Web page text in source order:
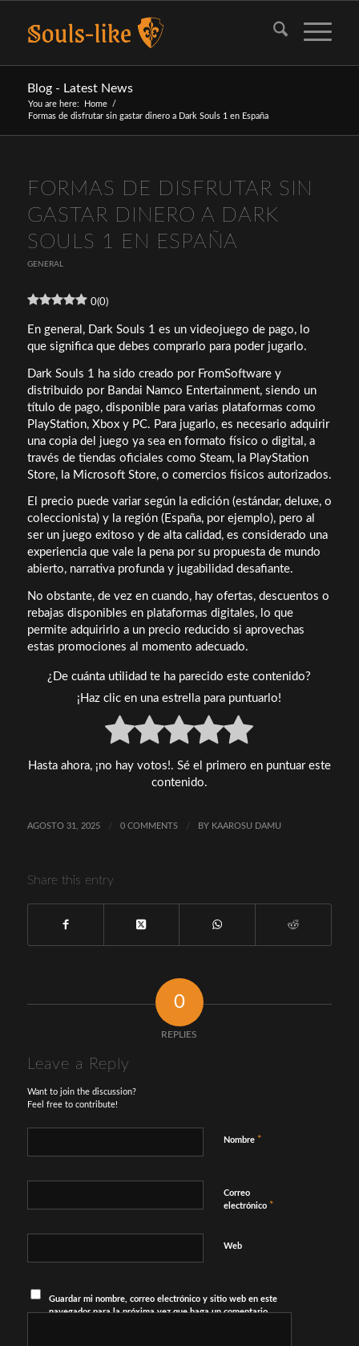
Blog - Latest News
You are here: Home
/
Formas de disfrutar sin gastar dinero a Dark Souls 1 en España
FORMAS DE DISFRUTAR SIN
GASTAR DINERO A DARK
SOULS 1 EN ESPAÑA
GENERAL
0(0)
En general, Dark Souls 1 es un videojuego de pago, lo
que significa que debes comprarlo para poder jugarlo.
Dark Souls 1 ha sido creado por FromSoftware y
distribuido por Bandai Namco Entertainment, siendo un
título de pago, disponible para varias plataformas como
PlayStation, Xbox y PC. Para jugarlo, es necesario adquirir
una copia del juego ya sea en formato físico o digital, a
través de tiendas oficiales como Steam, la PlayStation
Store, la Microsoft Store, o comercios físicos autorizados.
El precio puede variar según la edición (estándar, deluxe, o
coleccionista) y la región (España, por ejemplo), pero al
ser un juego exitoso y de alta calidad, es considerado una
experiencia que vale la pena por su propuesta de mundo
abierto, narrativa profunda y jugabilidad desafiante.
No obstante, de vez en cuando, hay ofertas, descuentos o
rebajas disponibles en plataformas digitales, lo que
permite adquirirlo a un precio reducido si aprovechas
estas promociones al momento adecuado.
¿De cuánta utilidad te ha parecido este contenido?
¡Haz clic en una estrella para puntuarlo!
Hasta ahora, ¡no hay votos!. Sé el primero en puntuar este
contenido.
AGOSTO 31, 2025 / 0 COMMENTS / BY KAAROSU DAMU
Share this entry
0
REPLIES
Leave a Reply
Want to join the discussion?
Feel free to contribute!
Nombre *
Correo
electrónico *
Web
Guardar mi nombre, correo electrónico y sitio web en este
navegador para la próxima vez que haga un comentario.